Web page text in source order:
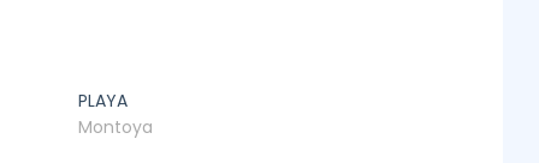
PLAYA
Montoya